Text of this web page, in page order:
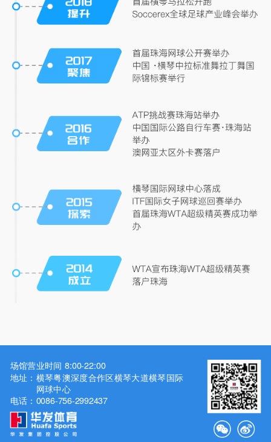
场馆营业时间 8:00-22:00
地址： 横琴粤澳深度合作区横琴大道横琴国际
网球中心
电话： 0086-756-2992437